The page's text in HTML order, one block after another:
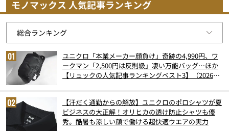
モノマックス 人気記事ランキング
ユニクロ「本業メーカー顔負け」奇跡の4,990円、ワ
ークマン「2,500円は反則級」凄い万能バッグ…ほか
【リュックの人気記事ランキングベスト3】（2026年
【汗だく通勤からの解放】ユニクロのポロシャツが夏
ビジネスの大正解！オリヒカの透け防止シャツも優
秀。酷暑も涼しい顔で働ける超快適ウエアの実力